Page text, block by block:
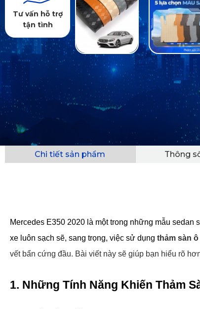
Tư vấn hỗ trợ
tận tình
Chi tiết sản phẩm Thông
Mercedes E350 2020 là một trong những mẫu
xe luôn sạch sẽ, sang trọng, việc sử dụng thảm sàn ô
vết bẩn cứng đầu. Bài viết này sẽ giúp bạn hiểu rõ
1. Những Tính Năng Khiến Thảm